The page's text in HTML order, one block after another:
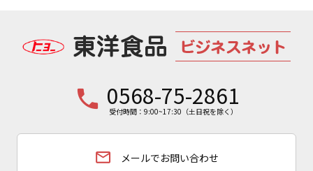
phone 0568-75-2861
受付時間：9:00~17:30（土日祝を除く）
email メールでお問い合わせ